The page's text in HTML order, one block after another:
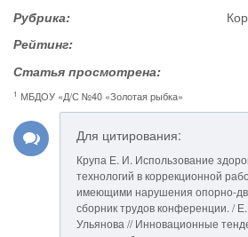
Рубрика:
Рейтинг:
Статья просмотрена:
1 МБДОУ «Д/С №40 «Золотая рыбка»
Для цитирования:
Крупа Е. И. Использование
технологий в коррекционной
имеющими нарушения опорно-
сборник трудов конференции. /
Ульянова // Инновационные